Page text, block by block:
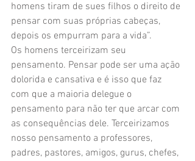
homens tiram de sues filhos o direito de
pensar com suas próprias cabeças,
depois os empurram para a vida”.
Os homens terceirizam seu
pensamento. Pensar pode ser uma ação
dolorida e cansativa e é isso que faz
com que a maioria delegue o
pensamento para não ter que arcar com
as consequências dele. Terceirizamos
nosso pensamento a professores,
padres, pastores, amigos, gurus, chefes,